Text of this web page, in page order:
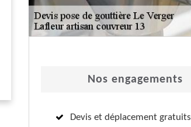
Nos engagements
Devis et déplacement gratuits